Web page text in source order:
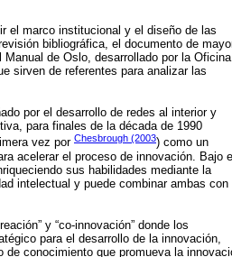
el marco institucional y el diseño de las
bibliográfica, el documento de
de Oslo, desarrollado por la Oficina
sirven de referentes para analizar las
por el desarrollo de redes al interior y
para finales de la década de 1990
vez por Chesbrough (2003) como un
acelerar el proceso de innovación. Bajo
sus habilidades mediante la
intelectual y puede combinar ambas con
y “co-innovación” donde los
para el desarrollo de la innovación,
conocimiento que promueva la